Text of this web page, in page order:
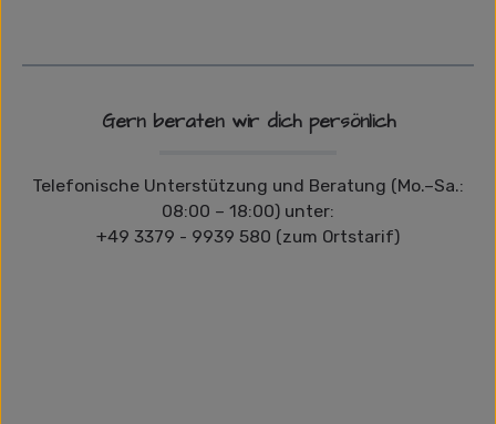
Gern beraten wir dich persönlich
Telefonische Unterstützung und Beratung (Mo.–Sa.:
08:00 – 18:00) unter:
+49 3379 - 9939 580 (zum Ortstarif)